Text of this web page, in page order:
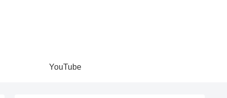
YouTube